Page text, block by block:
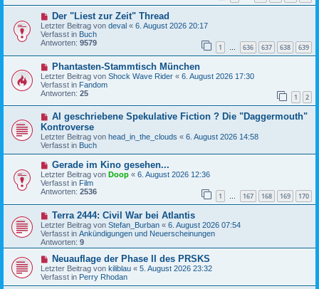
g
B
i
t
r
g
N
e
u
e
r
B
e
i
t
r
g
Der "Liest zur Zeit" Thread
Letzter Beitrag von deval « 6. August 2026 20:17
Verfasst in Buch
Antworten: 9579 1 … 636 637 638 639
N
e
u
e
r
B
e
i
t
r
a
Phantasten-Stammtisch München
Letzter Beitrag von Shock Wave Rider « 6. August 2026 17:30
Verfasst in Fandom
Antworten: 25 1 2
N
u
e
r
B
e
i
t
r
g
AI geschriebene Spekulative Fiction ? Die "Daggermouth"
Kontroverse
Letzter Beitrag von head_in_the_clouds « 6. August 2026 14:58
Verfasst in Buch
N
e
u
e
r
B
e
i
t
r
a
g
Gerade im Kino gesehen...
Letzter Beitrag von Doop « 6. August 2026 12:36
Verfasst in Film
Antworten: 2536 1 … 167 168 169 170
N
e
u
e
r
B
e
i
t
Terra 2444: Civil War bei Atlantis
Letzter Beitrag von Stefan_Burban « 6. August 2026 07:54
Verfasst in Ankündigungen und Neuerscheinungen
Antworten: 9
N
e
u
e
Neuauflage der Phase II des PRSKS
Letzter Beitrag von kiliblau « 5. August 2026 23:32
Verfasst in Perry Rhodan